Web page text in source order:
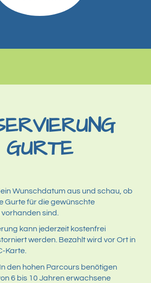
GURTE
Wunschdatum aus und schau, ob
Gurte für die gewünschte
sind.
kann jederzeit kostenfrei
werden. Bezahlt wird vor Ort in
Karte.
den hohen Parcours benötigen
6 bis 10 Jahren erwachsene